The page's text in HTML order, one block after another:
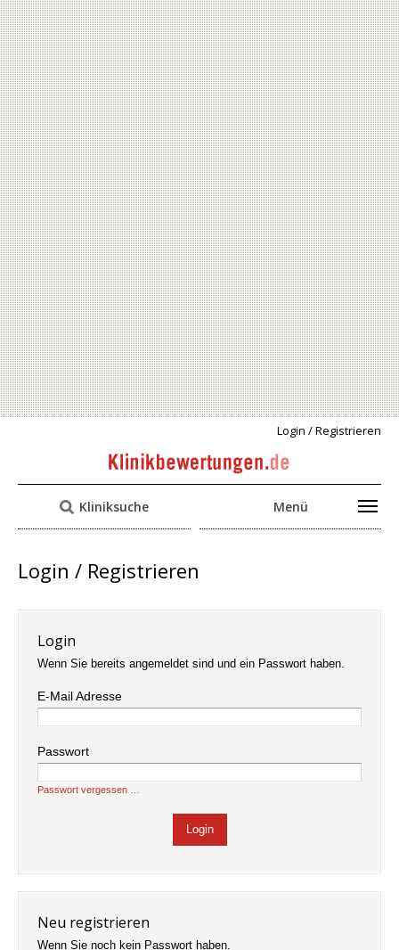
Login / Registrieren
Kliniksuche Menü
Login / Registrieren
Login
Wenn Sie bereits angemeldet sind und ein Passwort haben.
E-Mail Adresse
Passwort
Passwort vergessen …
Neu registrieren
Wenn Sie noch kein Passwort haben.